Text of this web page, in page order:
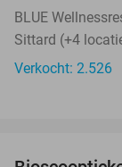
BLUE
Sittard (+4
Verkocht: 2.526